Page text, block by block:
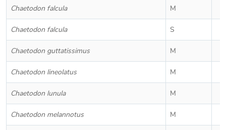
Chaetodon falcula M
Chaetodon falcula S
Chaetodon guttatissimus M
Chaetodon lineolatus M
Chaetodon lunula M
Chaetodon melannotus M